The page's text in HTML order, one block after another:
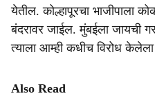
येतील. कोल्हापूरचा भाजीपाला
बंदरावर जाईल. मुंबईला जायची
त्याला आम्ही कधीच विरोध केलेला
Also Read